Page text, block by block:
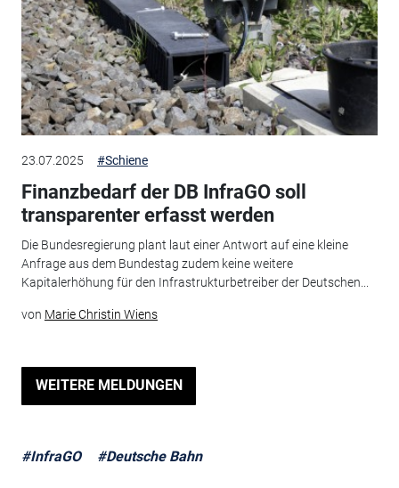
23.07.2025 #Schiene
Finanzbedarf der DB InfraGO soll
transparenter erfasst werden
Die Bundesregierung plant laut einer Antwort auf eine kleine
Anfrage aus dem Bundestag zudem keine weitere
Kapitalerhöhung für den Infrastrukturbetreiber der Deutschen...
von Marie Christin Wiens
WEITERE MELDUNGEN
#InfraGO #Deutsche Bahn